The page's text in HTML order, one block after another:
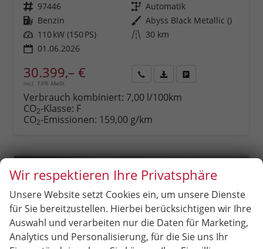
Fahrzeugnr. 97446 Getriebe Automatik
Kraftstoff Benzin Außenfarbe Abyss Black Metallic ()
Leistung 110 kW (150 PS) Kilometerstand 30 km
01.06.2026
30.399,– €
incl. 19% MwSt.
anfordern
Datei,
Verbrauch kombiniert: 7,00 l/100km
CO2-Klasse: F
CO2-Emissionen: 159,00 g/km
Wir respektieren Ihre Privatsphäre
Unsere Website setzt Cookies ein, um unsere Dienste
für Sie bereitzustellen. Hierbei berücksichtigen wir Ihre
Auswahl und verarbeiten nur die Daten für Marketing,
Analytics und Personalisierung, für die Sie uns Ihr